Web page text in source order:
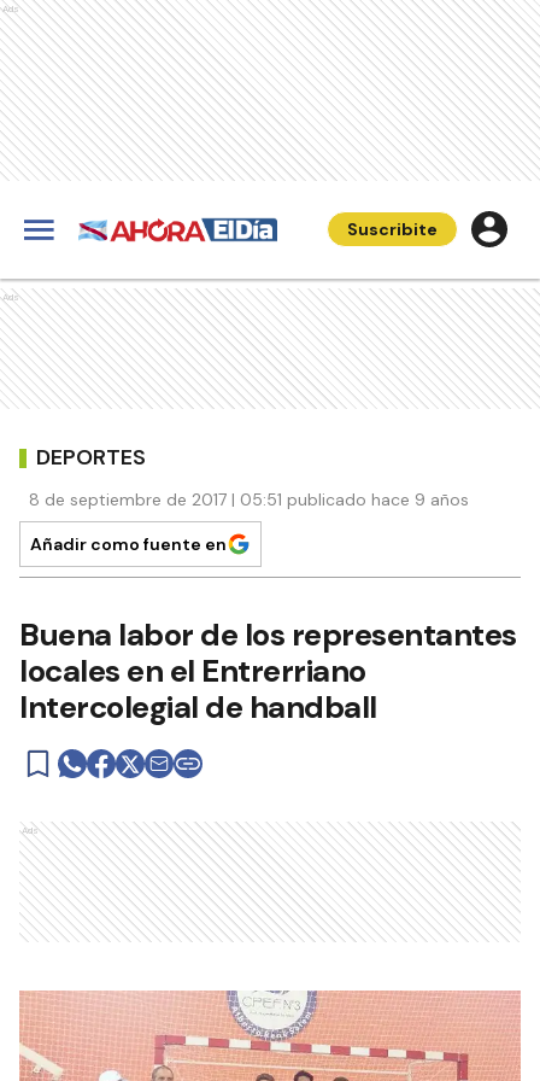
Ads
Suscribite
Ads
DEPORTES
8 de septiembre de 2017 | 05:51 publicado hace 9 años
Añadir como fuente en
Buena labor de los representantes
locales en el Entrerriano
Intercolegial de handball
Ads